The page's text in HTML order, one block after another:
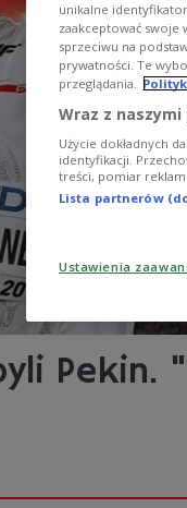
Pekin.
unikalne
zaakceptować swoje
sprzeciwu na
prywatności. Te
przeglądania.
Wraz z
Użycie dokładnych
identyfikacji.
treści, pomiar
Lista partnerów
Ustawienia